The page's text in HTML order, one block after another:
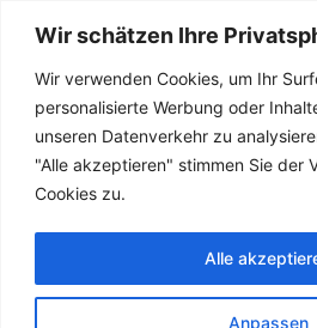
Wir schätzen Ihre
Wir verwenden Cookies, um Ihr
personalisierte Werbung oder
unseren Datenverkehr zu
"Alle akzeptieren" stimmen Sie der
Cookies zu.
Anpassen
Alle
Sanitär
(Klempner)